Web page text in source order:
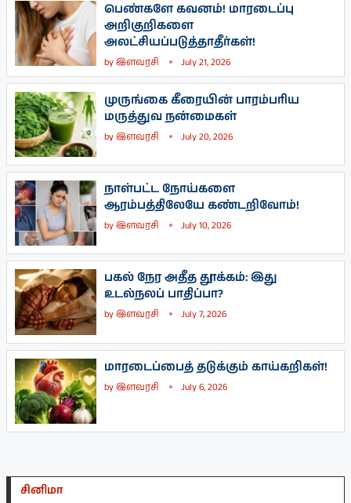
பெண்களே கவனம்! மாரடைப்பு
அறிகுறிகளை
அலட்சியப்படுத்தாதீர்கள்!
byஇளவரசி July 21, 2026
முருங்கை கீரையின் பாரம்பரிய
மருத்துவ நன்மைகள்
byஇளவரசி July 20, 2026
நாள்பட்ட நோய்களை
ஆரம்பத்திலேயே கண்டறிவோம்!
byஇளவரசி July 10, 2026
பகல் நேர அதீத தூக்கம்: இது
உடல்நலப் பாதிப்பா?
byஇளவரசி July 7, 2026
மாரடைப்பைத் தடுக்கும் காய்கறிகள்!
byஇளவரசி July 6, 2026
சினிமா